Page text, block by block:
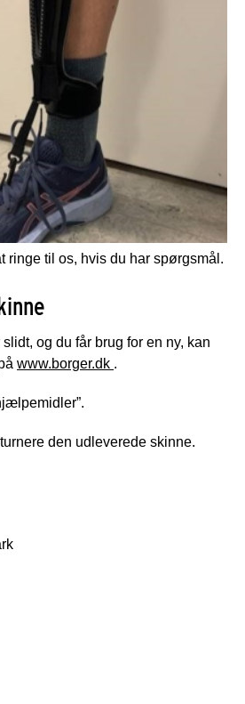
ringe til os, hvis du har spørgsmål.
og du får brug for en ny, kan
www.borger.dk .
den udleverede skinne.